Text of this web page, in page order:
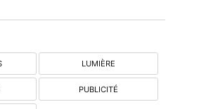
LUMIÈRE
PUBLICITÉ